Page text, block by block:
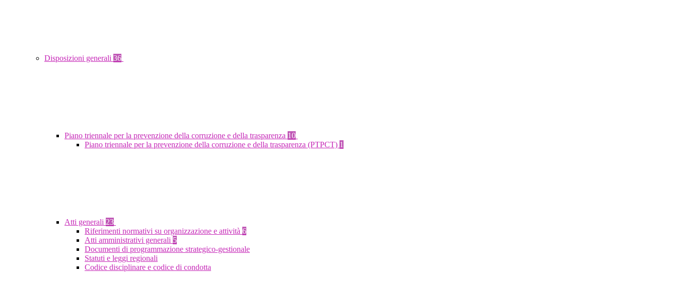
Disposizioni generali 36
Piano triennale per la prevenzione della corruzione e della trasparenza 10
Piano triennale per la prevenzione della corruzione e della trasparenza (PTPCT) 1
Atti generali 23
Riferimenti normativi su organizzazione e attività 6
Atti amministrativi generali 5
Documenti di programmazione strategico-gestionale
Statuti e leggi regionali
Codice disciplinare e codice di condotta